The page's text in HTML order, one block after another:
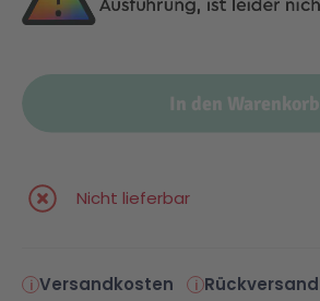
In den Warenkorb
Nicht lieferbar
Versandkosten Rückversand